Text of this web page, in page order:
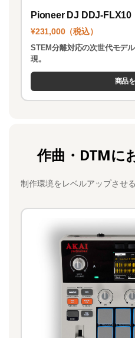
Pioneer DJ DDJ-FLX10
¥231,000（税込）
STEM分離対応の次世代モデ
現。
商品
作曲・DTMに
制作環境をレベルアップさせ